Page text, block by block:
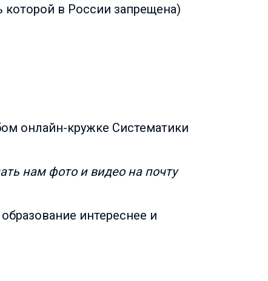
которой в России запрещена)
онлайн-кружке Систематики
нам фото и видео на почту
интереснее и